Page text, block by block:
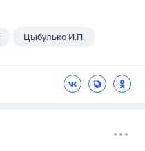
Цыбулько И.П.